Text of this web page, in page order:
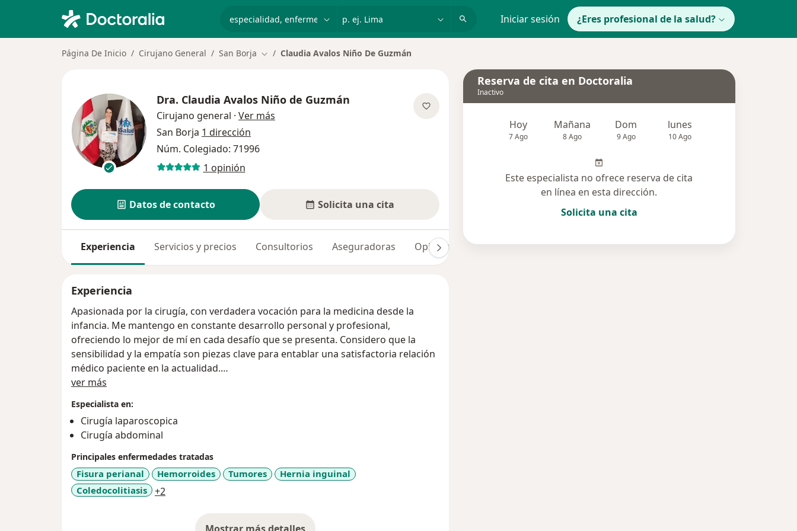
Iniciar sesión ¿Eres profesional de la salud?
Página De Inicio Cirujano General San Borja Cambiar de ciudad
Claudia Avalos Niño De Guzmán
Dra. Claudia Avalos Niño de Guzmán
Cirujano general · Ver más
San Borja 1 dirección
Núm. Colegiado: 71996
1 opinión
Datos de contacto Solicita una cita
Experiencia Servicios y precios Consultorios Aseguradoras Opiniones (1)
Experiencia
Apasionada por la cirugía, con verdadera vocación para la medicina desde la
infancia. Me mantengo en constante desarrollo personal y profesional,
ofreciendo lo mejor de mí en cada desafío que se presenta. Considero que la
sensibilidad y la empatía son piezas clave para entablar una satisfactoria relación
médico paciente en la actualidad.
Cuento con formación en el mejor centro de Cirugía Laparoscópica del Perú y en
UNMSM
ver más
Especialista en:
Cirugía laparoscopica
Cirugía abdominal
Principales enfermedades tratadas
Fisura perianal Hemorroides Tumores
Hernia inguinal
Coledocolitiasis
+2
Reserva de cita en Doctoralia
Inactivo
Hoy
7 Ago
Mañana
8 Ago
Dom
9 Ago
lunes
10 Ago
Este especialista no ofrece reserva de cita
en línea en esta dirección.
Solicita una cita